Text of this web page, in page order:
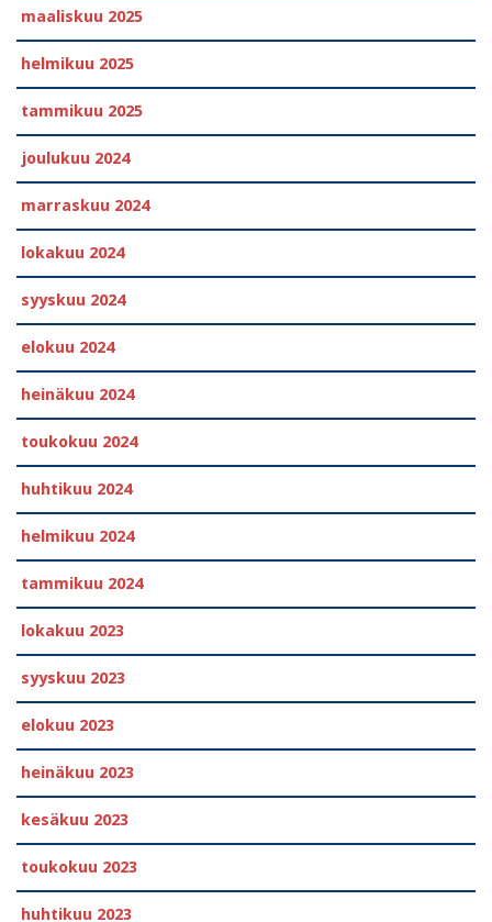
maaliskuu 2025
helmikuu 2025
tammikuu 2025
joulukuu 2024
marraskuu 2024
lokakuu 2024
syyskuu 2024
elokuu 2024
heinäkuu 2024
toukokuu 2024
huhtikuu 2024
helmikuu 2024
tammikuu 2024
lokakuu 2023
syyskuu 2023
elokuu 2023
heinäkuu 2023
kesäkuu 2023
toukokuu 2023
huhtikuu 2023